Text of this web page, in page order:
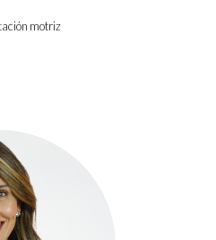
motriz